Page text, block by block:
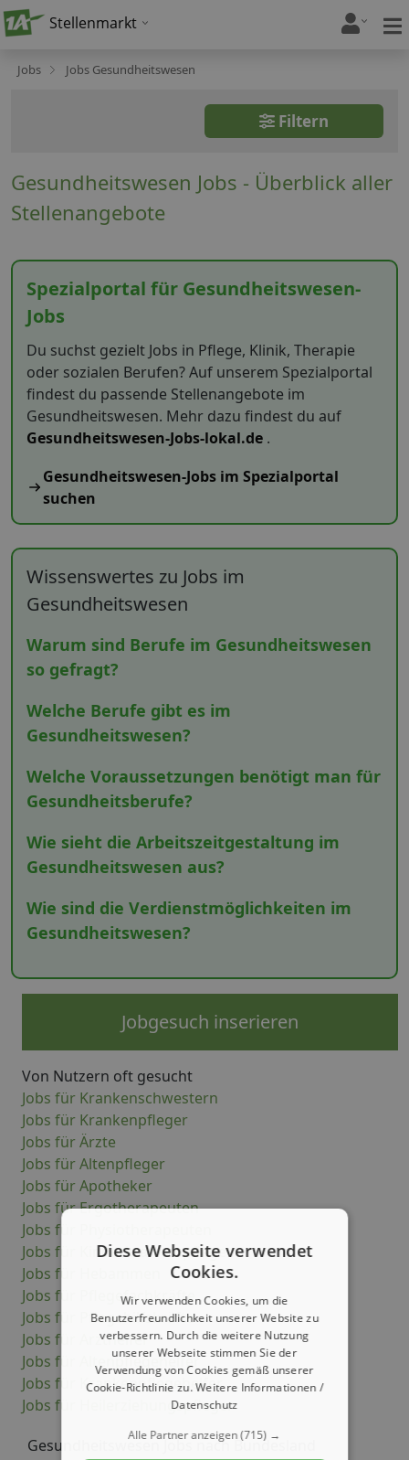
Stellenmarkt
Jobs Jobs Gesundheitswesen
Filtern
Gesundheitswesen Jobs - Überblick aller
Stellenangebote
Jobgesuch inserieren
Von Nutzern oft gesucht
Jobs für Krankenschwestern
Jobs für Krankenpfleger
Jobs für Ärzte
Jobs für Altenpfleger
Jobs für Apotheker
Jobs für Ergotherapeuten
Jobs für Physiotherapeuten
Jobs für Kinderkrankenpfleger
Jobs für Hebammen
Jobs für Pflegefachkräfte
Jobs für Pflegehilfskräfte
Jobs für Arzthelfer
Jobs für Altenpflegehelfer
Jobs für Krankenpflegehelfer
Jobs für Heilerziehungspfleger
Gesundheitswesen Jobs nach Bundesland
Spezialportal für Gesundheitswesen-
Jobs
Du suchst gezielt Jobs in Pflege, Klinik, Therapie
oder sozialen Berufen? Auf unserem Spezialportal
findest du passende Stellenangebote im
Gesundheitswesen. Mehr dazu findest du auf
Gesundheitswesen-Jobs-lokal.de .
Gesundheitswesen-Jobs im Spezialportal
suchen
Wissenswertes zu Jobs im
Gesundheitswesen
Warum sind Berufe im Gesundheitswesen
so gefragt?
Welche Berufe gibt es im
Gesundheitswesen?
Welche Voraussetzungen benötigt man für
Gesundheitsberufe?
Wie sieht die Arbeitszeitgestaltung im
Gesundheitswesen aus?
Wie sind die Verdienstmöglichkeiten im
Gesundheitswesen?
Diese Webseite verwendet
Cookies.
Wir verwenden Cookies, um die
Benutzerfreundlichkeit unserer Website zu
verbessern. Durch die weitere Nutzung
unserer Webseite stimmen Sie der
Verwendung von Cookies gemäß unserer
Cookie-Richtlinie zu.Weitere Informationen /
Datenschutz
Alle Partner anzeigen(715) →